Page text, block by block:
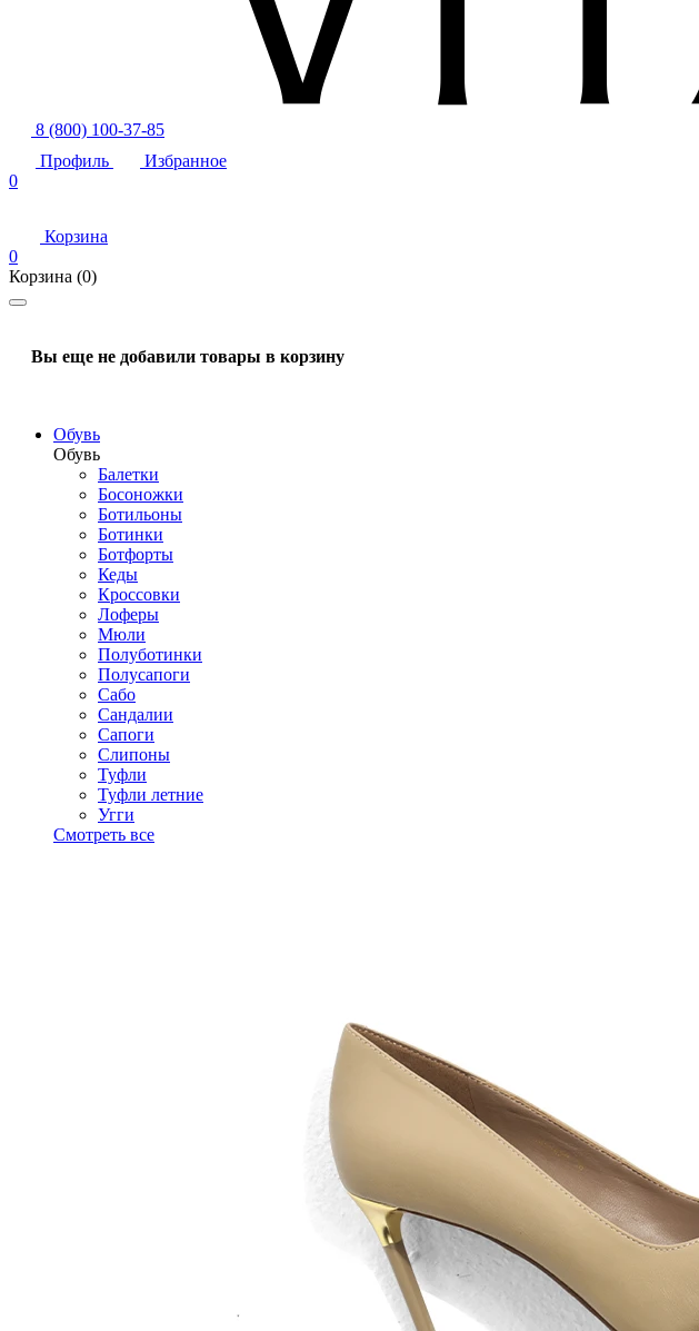
8 (800) 100-37-85
Профиль
Избранное
0
Корзина
0
Корзина (0)
Вы еще не добавили товары в корзину
Обувь
Обувь
Балетки
Босоножки
Ботильоны
Ботинки
Ботфорты
Кеды
Кроссовки
Лоферы
Мюли
Полуботинки
Полусапоги
Сабо
Сандалии
Сапоги
Слипоны
Туфли
Туфли летние
Угги
Смотреть все